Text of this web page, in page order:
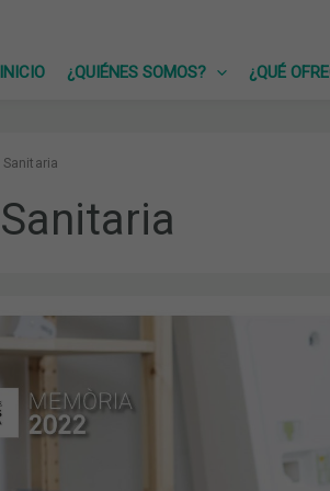
INICIO
¿QUIÉNES SOMOS? ¿QUÉ
Sanitaria